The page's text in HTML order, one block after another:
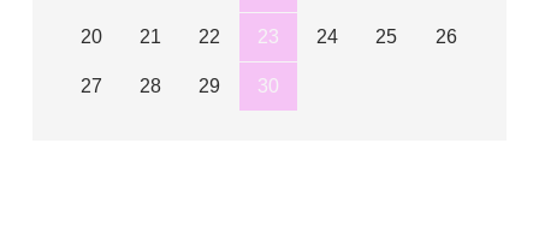
20 21 22 23 24 25 26
27 28 29 30